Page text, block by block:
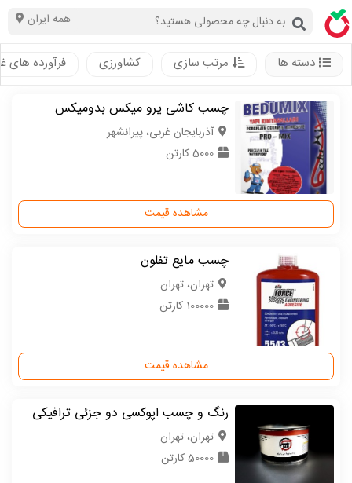
همه ایران
دسته ها مرتب سازی کشاورزی فرآورده های
چسب کاشی پرو میکس بدومیکس
آذربایجان غربی، پیرانشهر
5000 کارتن
مشاهده قیمت
چسب مایع تفلون
تهران، تهران
100000 کارتن
مشاهده قیمت
رنگ و چسب اپوکسی دو جزئی ترافیکی
تهران، تهران
50000 کارتن